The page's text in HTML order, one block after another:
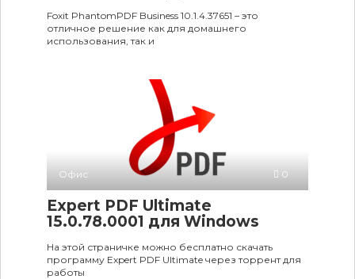
Foxit PhantomPDF Business 10.1.4.37651 – это
отличное решение как для домашнего
использования, так и
Офис 0
Expert PDF Ultimate
15.0.78.0001 для Windows
На этой страничке можно бесплатно скачать
программу Expert PDF Ultimate через торрент для
работы